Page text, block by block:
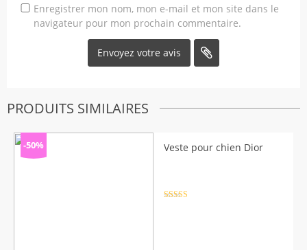
Enregistrer mon nom, mon e-mail et mon site dans le
navigateur pour mon prochain commentaire.
PRODUITS SIMILAIRES
-50% Veste pour chien Dior